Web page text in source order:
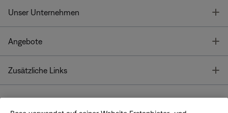
Unser Unternehmen
Angebote
Zusätzliche Links